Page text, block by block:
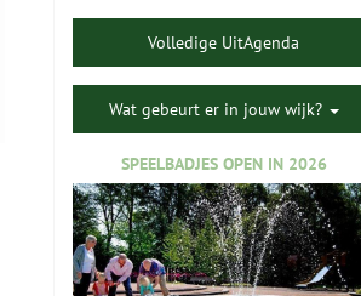
Volledige UitAgenda
Wat gebeurt er in jouw wijk?
SPEELBADJES OPEN IN 2026